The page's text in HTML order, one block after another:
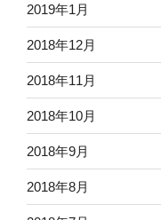
2019年1月
2018年12月
2018年11月
2018年10月
2018年9月
2018年8月